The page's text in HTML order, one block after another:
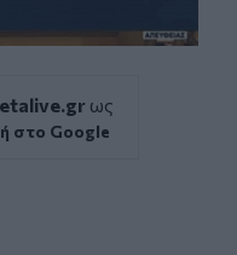
ως
στο Google